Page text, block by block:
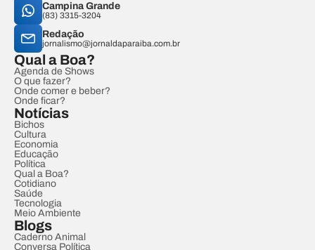
Campina Grande
(83) 3315-3204
Redação
jornalismo@jornaldaparaiba.com.br
Qual a Boa?
Agenda de Shows
O que fazer?
Onde comer e beber?
Onde ficar?
Notícias
Bichos
Cultura
Economia
Educação
Política
Qual a Boa?
Cotidiano
Saúde
Tecnologia
Meio Ambiente
Blogs
Caderno Animal
Conversa Política